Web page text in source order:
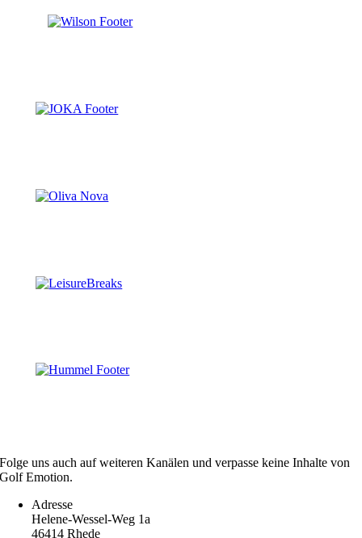
Folge uns auch auf weiteren Kanälen und verpasse keine Inhalte von
Golf Emotion.
Adresse
Helene-Wessel-Weg 1a
46414 Rhede